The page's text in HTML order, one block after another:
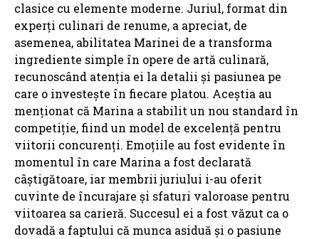
clasice cu elemente moderne. Juriul, format din
experți culinari de renume, a apreciat, de
asemenea, abilitatea Marinei de a transforma
ingrediente simple în opere de artă culinară,
recunoscând atenția ei la detalii și pasiunea pe
care o investește în fiecare platou. Aceștia au
menționat că Marina a stabilit un nou standard în
competiție, fiind un model de excelență pentru
viitorii concurenți. Emoțiile au fost evidente în
momentul în care Marina a fost declarată
câștigătoare, iar membrii juriului i-au oferit
cuvinte de încurajare și sfaturi valoroase pentru
viitoarea sa carieră. Succesul ei a fost văzut ca o
dovadă a faptului că munca asiduă și o pasiune